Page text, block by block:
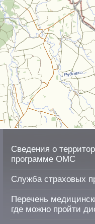
Сведения о
программе ОМС
Служба страховых
Перечень
где можно пройти